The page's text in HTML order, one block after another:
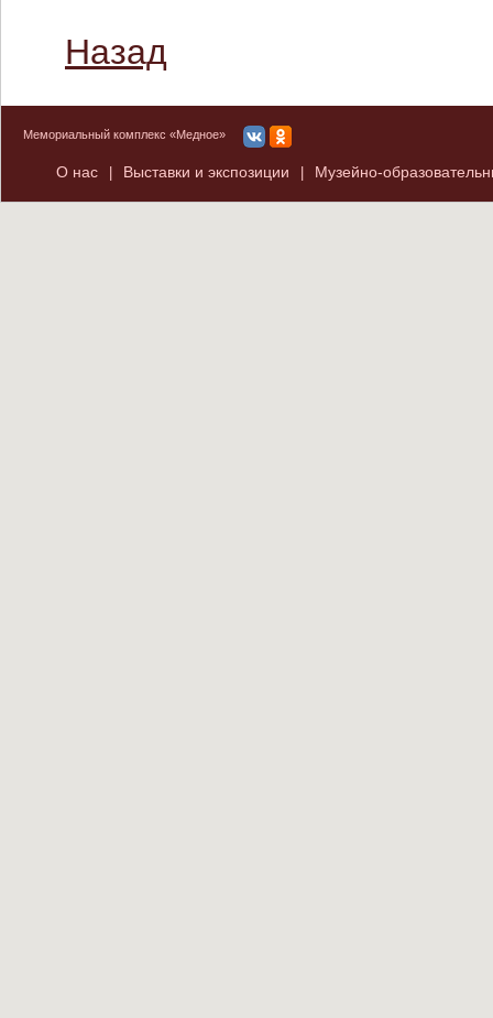
Назад
Мемориальный комплекс «Медное»
О нас Выставки и экспозиции Музейно-